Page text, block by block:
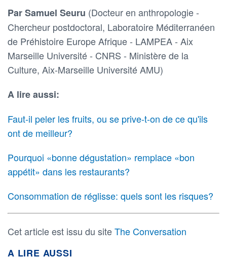
Par Samuel Seuru (Docteur en anthropologie -
Chercheur postdoctoral, Laboratoire Méditerranéen
de Préhistoire Europe Afrique - LAMPEA - Aix
Marseille Université - CNRS - Ministère de la
Culture, Aix-Marseille Université AMU)
A lire aussi:
Faut-il peler les fruits, ou se prive-t-on de ce qu'ils
ont de meilleur?
Pourquoi «bonne dégustation» remplace «bon
appétit» dans les restaurants?
Consommation de réglisse: quels sont les risques?
Cet article est issu du siteThe Conversation
A LIRE AUSSI